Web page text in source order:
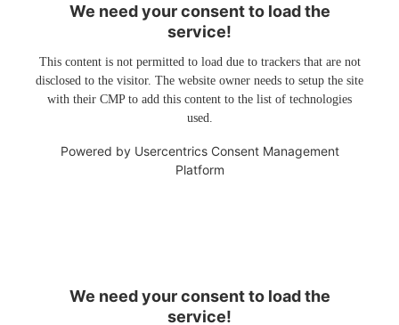
We need your consent to load the
service!
This content is not permitted to load due to trackers that are not
disclosed to the visitor. The website owner needs to setup the site
with their CMP to add this content to the list of technologies
used.
Powered by Usercentrics Consent Management
Platform
We need your consent to load the
service!